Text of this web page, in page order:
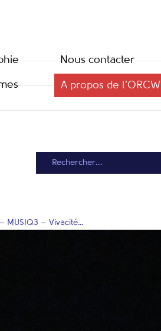
Nous contacter
A propos de l’ORCW
MUSIQ3 – Vivacité…